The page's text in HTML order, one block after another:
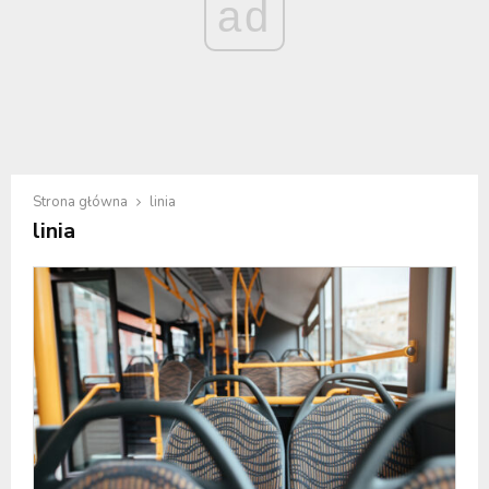
ad
Strona główna linia
linia